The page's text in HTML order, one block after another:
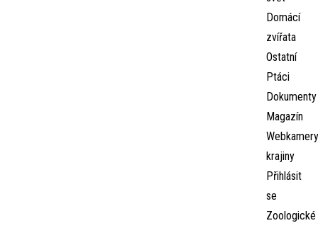
Domácí
zvířata
Ostatní
Ptáci
Dokumenty
Magazín
Webkamery
krajiny
Přihlásit
se
Zoologické